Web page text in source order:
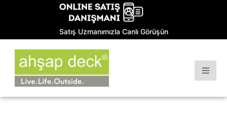
Satış Uzmanımızla Canlı Görüşün